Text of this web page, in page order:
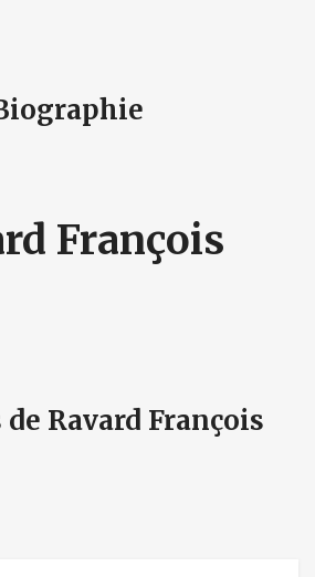
François
Ravard François